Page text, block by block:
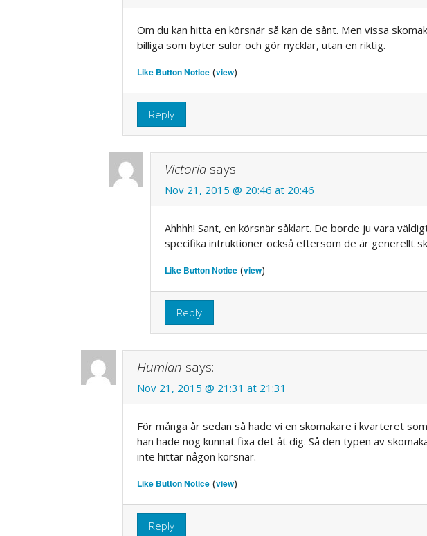
Om du kan hitta en körsnär så kan de sånt. Men vissa
billiga som byter sulor och gör nycklar, utan en riktig.
Like Button Notice (view)
Reply
Victoria says:
Nov 21, 2015 @ 20:46 at 20:46
Ahhhh! Sant, en körsnär såklart. De borde ju vara
specifika intruktioner också eftersom de är generellt
Like Button Notice (view)
Reply
Humlan says:
Nov 21, 2015 @ 21:31 at 21:31
För många år sedan så hade vi en skomakare i kvarteret
han hade nog kunnat fixa det åt dig. Så den typen av
inte hittar någon körsnär.
Like Button Notice (view)
Reply